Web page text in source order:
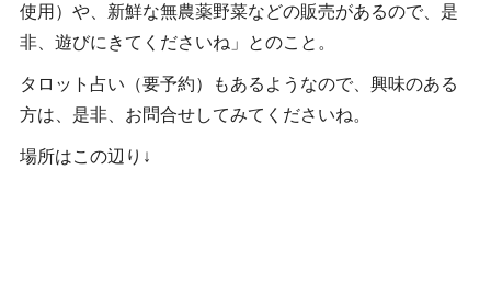
使用）や、新鮮な無農薬野菜などの販売があるので、是
非、遊びにきてくださいね」とのこと。
タロット占い（要予約）もあるようなので、興味のある
方は、是非、お問合せしてみてくださいね。
場所はこの辺り↓